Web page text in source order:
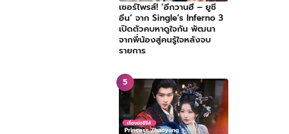
เซอร์ไพรส์! ‘อีกวานฮี – ยูชี
อึน’ จาก Single’s Inferno 3
เปิดตัวคบหาดูใจกัน พัฒนา
จากพี่น้องสู่คนรู้ใจหลังจบ
รายการ